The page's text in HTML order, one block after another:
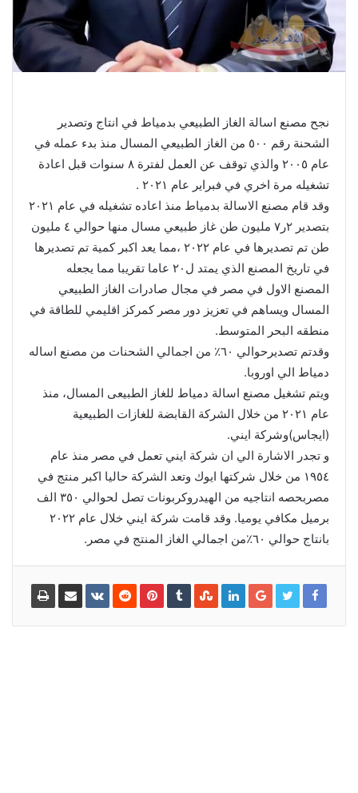
نجح مصنع اسالة الغاز الطبيعي بدمياط في انتاج وتصدير
الشحنة رقم ٥٠٠ من الغاز الطبيعي المسال منذ بدء عمله في
عام ٢٠٠٥ والذي توقف عن العمل لفترة ٨ سنوات قبل اعادة
تشغيله مرة اخري في فبراير عام ٢٠٢١ .
وقد قام مصنع الاسالة بدمياط منذ اعاده تشغيله في عام ٢٠٢١
بتصدير ٢ر٧ مليون طن غاز طبيعي مسال منها حوالي ٤ مليون
طن تم تصديرها في عام ٢٠٢٢ ،مما يعد اكبر كمية تم تصديرها
في تاريخ المصنع الذي يمتد ل٢٠ عاما تقريبا مما يجعله
المصنع الاول في مصر في مجال صادرات الغاز الطبيعي
المسال ويساهم في تعزيز دور مصر كمركز اقليمي للطاقة في
منطقه البحر المتوسط.
وقدتم تصديرحوالي ٦٠٪؜ من اجمالي الشحنات من مصنع اساله
دمياط الي اوروبا.
ويتم تشغيل مصنع اسالة دمياط للغاز الطبيعى المسال، منذ
عام ٢٠٢١ من خلال الشركة القابضة للغازات الطبيعية
(ايجاس)وشركة ايني.
و تجدر الاشارة الي ان شركة ايني تعمل في مصر منذ عام
١٩٥٤ من خلال شركتها ايوك وتعد الشركة حاليا اكبر منتج في
مصربحصه انتاجيه من الهيدروكربونات تصل لحوالي ٣٥٠ الف
برميل مكافي يوميا. وقد قامت شركة ايني خلال عام ٢٠٢٢
بانتاج حوالي ٦٠٪؜من اجمالي الغاز المنتج في مصر.